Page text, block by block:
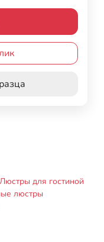
Люстры для гостиной
люстры